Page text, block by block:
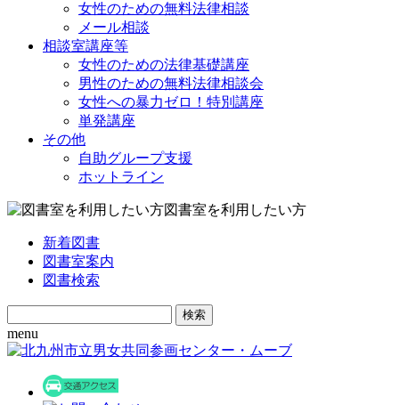
女性のための無料法律相談
メール相談
相談室講座等
女性のための法律基礎講座
男性のための無料法律相談会
女性への暴力ゼロ！特別講座
単発講座
その他
自助グループ支援
ホットライン
図書室を利用したい方
新着図書
図書室案内
図書検索
Search
for:
menu